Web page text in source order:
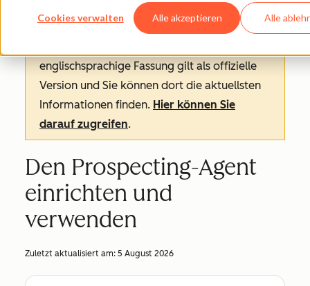
Cookies verwalten Alle akzeptieren Alle
Verfügung gestellt.Er wurde automatisch
mit einer Software übersetzt und unter
englischsprachige Fassung gilt als offizielle
Version und Sie können dort die aktuellsten
Informationen finden. Hier können Sie
darauf zugreifen.
Den Prospecting-Agent
einrichten und
verwenden
Zuletzt aktualisiert am: 5 August 2026